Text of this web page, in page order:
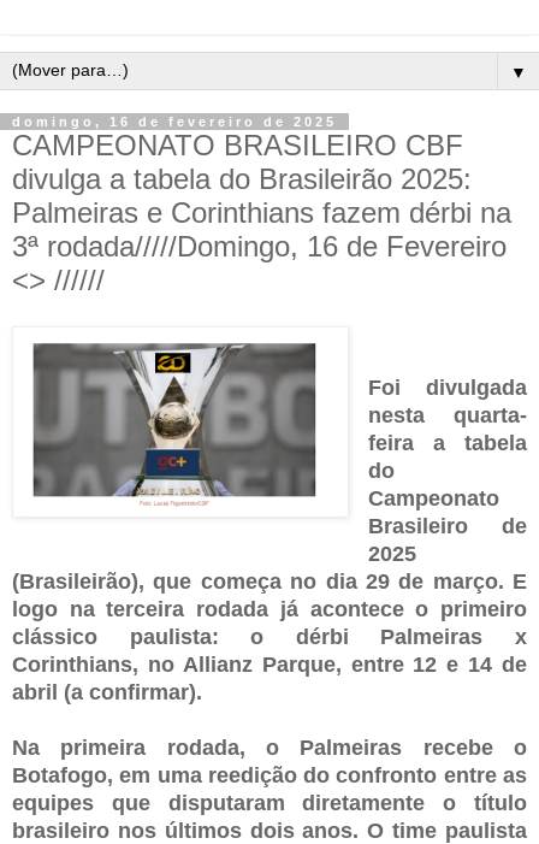
▼
domingo, 16 de fevereiro de 2025
CAMPEONATO BRASILEIRO CBF
divulga a tabela do Brasileirão 2025:
Palmeiras e Corinthians fazem dérbi na
3ª rodada/////Domingo, 16 de Fevereiro
<> //////
Foi divulgada
nesta quarta-
feira a tabela
do
Campeonato
Brasileiro de
2025
(Brasileirão), que começa no dia 29 de março. E
logo na terceira rodada já acontece o primeiro
clássico paulista: o dérbi Palmeiras x
Corinthians, no Allianz Parque, entre 12 e 14 de
abril (a confirmar).
Na primeira rodada, o Palmeiras recebe o
Botafogo, em uma reedição do confronto entre as
equipes que disputaram diretamente o título
brasileiro nos últimos dois anos. O time paulista